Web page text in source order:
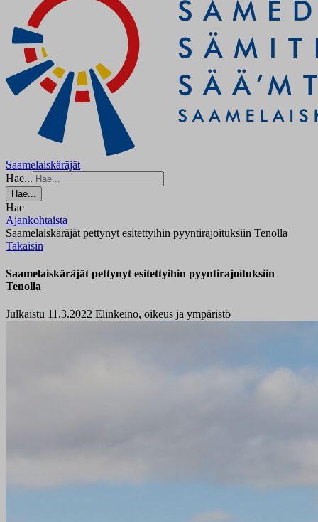
Saamelaiskäräjät
Hae...
Hae...
Hae
Ajankohtaista
Saamelaiskäräjät pettynyt esitettyihin pyyntirajoituksiin Tenolla
Takaisin
Saamelaiskäräjät pettynyt esitettyihin pyyntirajoituksiin
Tenolla
Julkaistu 11.3.2022 Elinkeino, oikeus ja ympäristö